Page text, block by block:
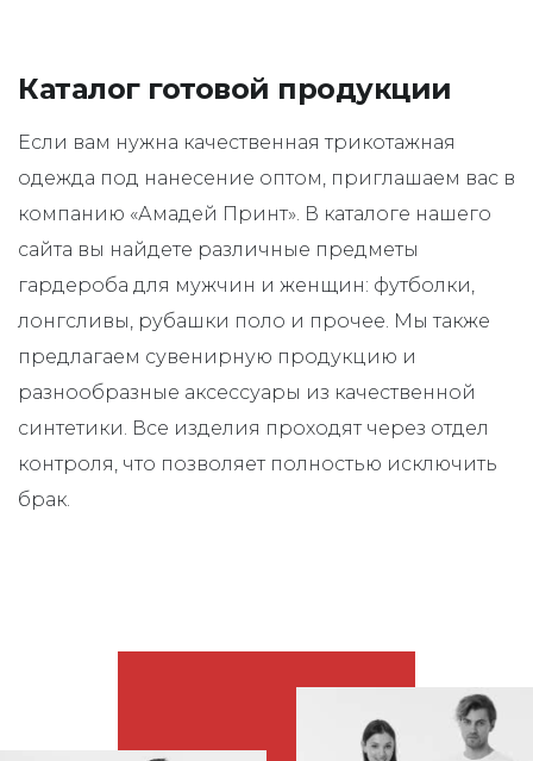
Каталог готовой продукции
Если вам нужна качественная трикотажная
одежда под нанесение оптом, приглашаем вас в
компанию «Амадей Принт». В каталоге нашего
сайта вы найдете различные предметы
гардероба для мужчин и женщин: футболки,
лонгсливы, рубашки поло и прочее. Мы также
предлагаем сувенирную продукцию и
разнообразные аксессуары из качественной
синтетики. Все изделия проходят через отдел
контроля, что позволяет полностью исключить
брак.